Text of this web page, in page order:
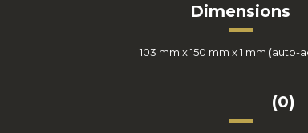
Dimensions
103 mm x 150 mm x 1 mm (auto-
(0)